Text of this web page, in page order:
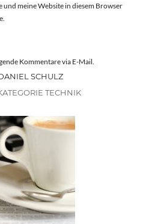
und meine Website in diesem Browser
Kommentare via E-Mail.
SCHULZ
TECHNIK